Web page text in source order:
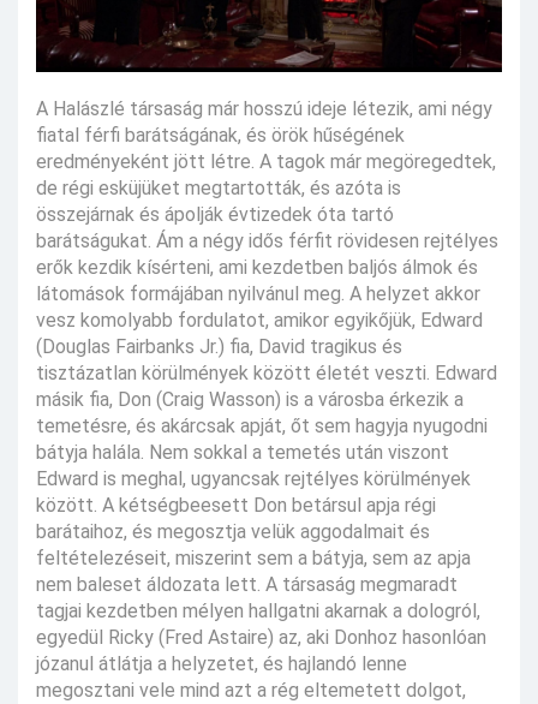
A Halászlé társaság már hosszú ideje létezik, ami négy
fiatal férfi barátságának, és örök hűségének
eredményeként jött létre. A tagok már megöregedtek,
de régi esküjüket megtartották, és azóta is
összejárnak és ápolják évtizedek óta tartó
barátságukat. Ám a négy idős férfit rövidesen rejtélyes
erők kezdik kísérteni, ami kezdetben baljós álmok és
látomások formájában nyilvánul meg. A helyzet akkor
vesz komolyabb fordulatot, amikor egyikőjük, Edward
(Douglas Fairbanks Jr.) fia, David tragikus és
tisztázatlan körülmények között életét veszti. Edward
másik fia, Don (Craig Wasson) is a városba érkezik a
temetésre, és akárcsak apját, őt sem hagyja nyugodni
bátyja halála. Nem sokkal a temetés után viszont
Edward is meghal, ugyancsak rejtélyes körülmények
között. A kétségbeesett Don betársul apja régi
barátaihoz, és megosztja velük aggodalmait és
feltételezéseit, miszerint sem a bátyja, sem az apja
nem baleset áldozata lett. A társaság megmaradt
tagjai kezdetben mélyen hallgatni akarnak a dologról,
egyedül Ricky (Fred Astaire) az, aki Donhoz hasonlóan
józanul átlátja a helyzetet, és hajlandó lenne
megosztani vele mind azt a rég eltemetett dolgot,